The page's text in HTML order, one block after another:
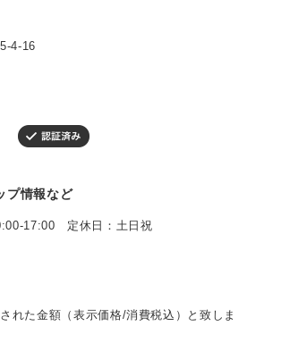
4-16
プ情報など
17:00 定休日：土日祝
れた金額（表示価格/消費税込）と致しま